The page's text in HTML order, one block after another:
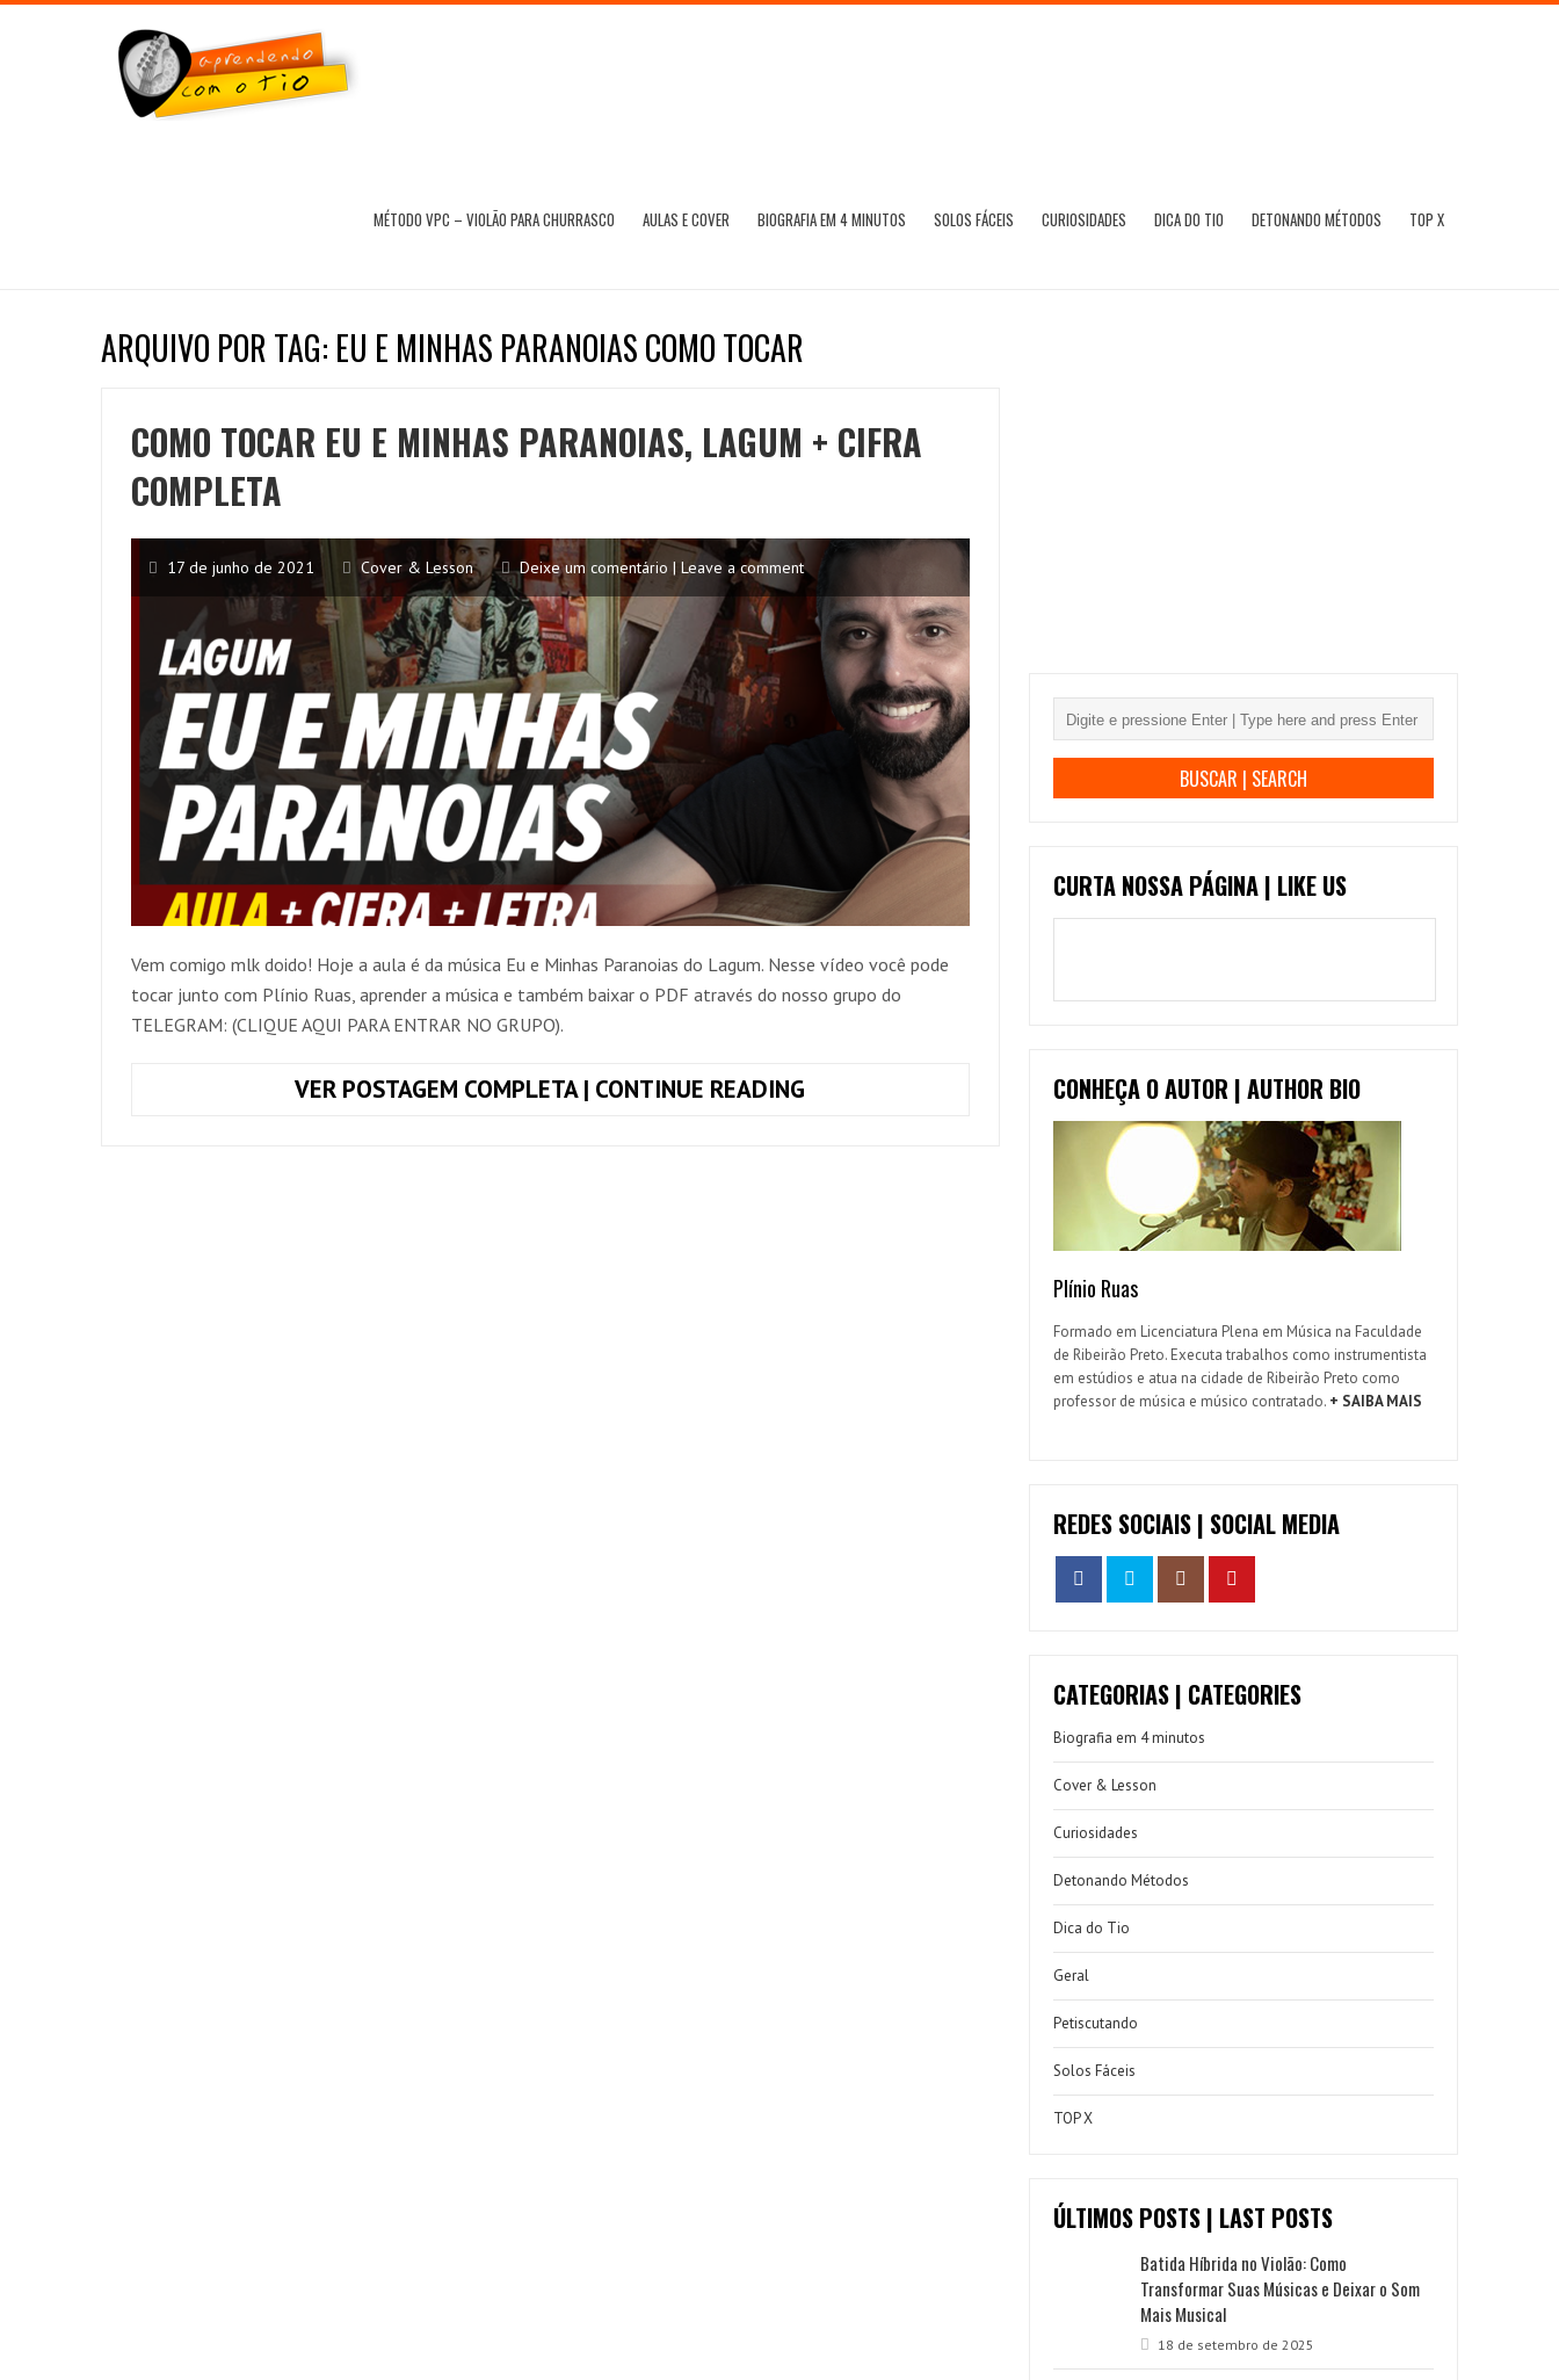
MÉTODO VPC – VIOLÃO PARA CHURRASCO AULAS E COVER BIOGRAFIA EM 4 MINUTOS SOLOS FÁCEIS CURIOSIDADES DICA DO TIO DETONANDO MÉTODOS TOP X
ARQUIVO POR TAG: EU E MINHAS PARANOIAS COMO TOCAR
COMO TOCAR EU E MINHAS PARANOIAS, LAGUM + CIFRA
COMPLETA
17 de junho de 2021 Cover & Lesson Deixe um comentário | Leave a comment
Vem comigo mlk doido! Hoje a aula é da música Eu e Minhas Paranoias do Lagum. Nesse vídeo você pode
tocar junto com Plínio Ruas, aprender a música e também baixar o PDF através do nosso grupo do
TELEGRAM: (CLIQUE AQUI PARA ENTRAR NO GRUPO).
VER POSTAGEM COMPLETA | CONTINUE READING
CURTA NOSSA PÁGINA | LIKE US
CONHEÇA O AUTOR | AUTHOR BIO
Plínio Ruas
Formado em Licenciatura Plena em Música na Faculdade
de Ribeirão Preto. Executa trabalhos como instrumentista
em estúdios e atua na cidade de Ribeirão Preto como
professor de música e músico contratado. + SAIBA MAIS
REDES SOCIAIS | SOCIAL MEDIA
CATEGORIAS | CATEGORIES
Biografia em 4 minutos
Cover & Lesson
Curiosidades
Detonando Métodos
Dica do Tio
Geral
Petiscutando
Solos Fáceis
TOP X
ÚLTIMOS POSTS | LAST POSTS
Batida Híbrida no Violão: Como
Transformar Suas Músicas e Deixar o Som
Mais Musical
18 de setembro de 2025